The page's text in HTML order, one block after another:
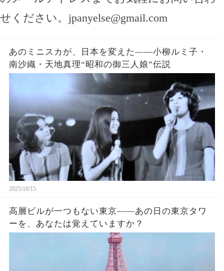
せください。 jpanyelse@gmail.com
あのミニスカが、日本を変えた——小柳ルミ子・
南沙織・天地真理“昭和の御三人娘”伝説
2025/10/15
高層ビルが一つもない東京——あの日の東京タワ
ーを、あなたは覚えていますか？